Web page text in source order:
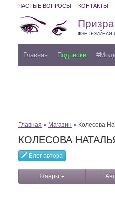
ЧАСТЫЕ ВОПРОСЫ КОНТАКТЫ
ФЭНТЕЗИЙНАЯ
Главная Подписки
Главная » Магазин » Колесова
КОЛЕСОВА
Блог автора
Жанры